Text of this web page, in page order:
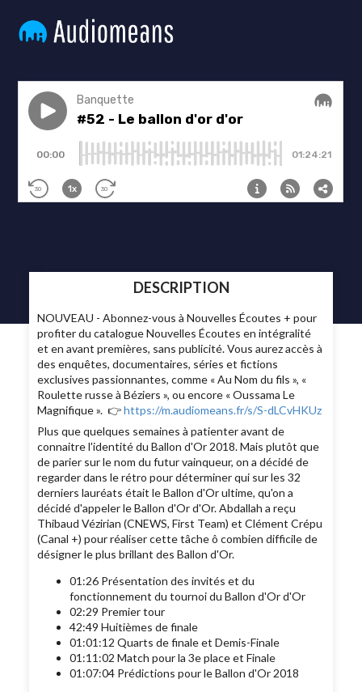
DESCRIPTION
NOUVEAU - Abonnez-vous à Nouvelles Écoutes + pour
profiter du catalogue Nouvelles Écoutes en intégralité
et en avant premières, sans publicité. Vous aurez accès à
des enquêtes, documentaires, séries et fictions
exclusives passionnantes, comme « Au Nom du fils », «
Roulette russe à Béziers », ou encore « Oussama Le
Magnifique ». 👉https://m.audiomeans.fr/s/S-dLCvHKUz
Plus que quelques semaines à patienter avant de
connaitre l'identité du Ballon d'Or 2018. Mais plutôt que
de parier sur le nom du futur vainqueur, on a décidé de
regarder dans le rétro pour déterminer qui sur les 32
derniers lauréats était le Ballon d'Or ultime, qu'on a
décidé d'appeler le Ballon d'Or d'Or. Abdallah a reçu
Thibaud Vézirian (CNEWS, First Team) et Clément Crépu
(Canal +) pour réaliser cette tâche ô combien difficile de
désigner le plus brillant des Ballon d'Or.
01:26 Présentation des invités et du
fonctionnement du tournoi du Ballon d'Or d'Or
02:29 Premier tour
42:49 Huitièmes de finale
01:01:12 Quarts de finale et Demis-Finale
01:11:02 Match pour la 3e place et Finale
01:07:04 Prédictions pour le Ballon d'Or 2018